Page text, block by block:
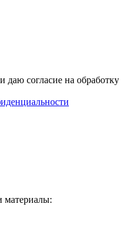
даю согласие на обработку
материалы: